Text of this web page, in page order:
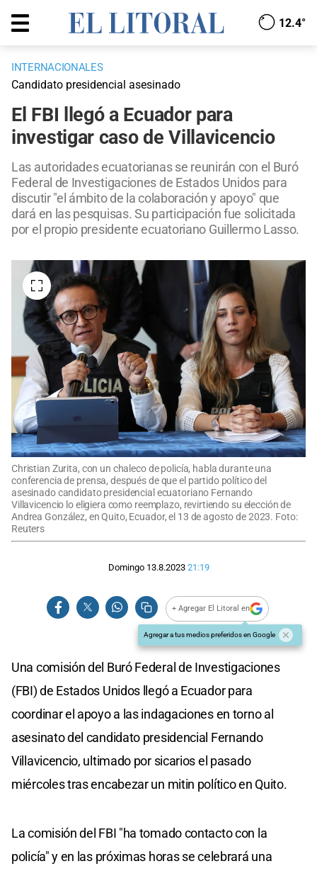
12.4°
INTERNACIONALES
Candidato presidencial asesinado
El FBI llegó a Ecuador para
investigar caso de Villavicencio
Las autoridades ecuatorianas se reunirán con el Buró
Federal de Investigaciones de Estados Unidos para
discutir "el ámbito de la colaboración y apoyo" que
dará en las pesquisas. Su participación fue solicitada
por el propio presidente ecuatoriano Guillermo Lasso.
Christian Zurita, con un chaleco de policía, habla durante una
conferencia de prensa, después de que el partido político del
asesinado candidato presidencial ecuatoriano Fernando
Villavicencio lo eligiera como reemplazo, revirtiendo su elección de
Andrea González, en Quito, Ecuador, el 13 de agosto de 2023. Foto:
Reuters
Domingo 13.8.2023 21:19
+ Agregar El Litoral en
Agregar a tus medios preferidos en Google
Una comisión del Buró Federal de Investigaciones
(FBI) de Estados Unidos llegó a Ecuador para
coordinar el apoyo a las indagaciones en torno al
asesinato del candidato presidencial Fernando
Villavicencio, ultimado por sicarios el pasado
miércoles tras encabezar un mitin político en Quito.
La comisión del FBI "ha tomado contacto con la
policía" y en las próximas horas se celebrará una